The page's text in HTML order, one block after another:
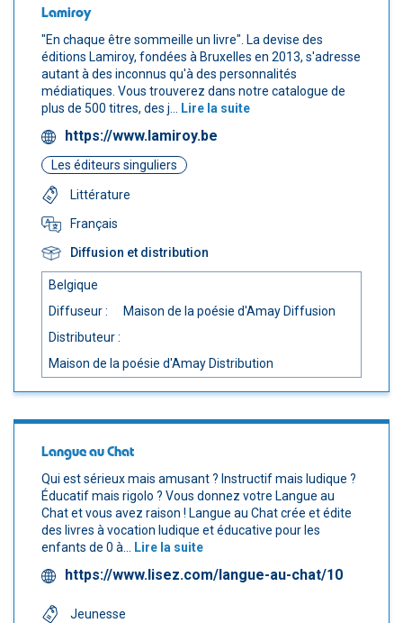
Lamiroy
"En chaque être sommeille un livre". La devise des
éditions Lamiroy, fondées à Bruxelles en 2013, s'adresse
autant à des inconnus qu'à des personnalités
médiatiques. Vous trouverez dans notre catalogue de
plus de 500 titres, des j... Lire la suite
https://www.lamiroy.be
Les éditeurs singuliers
Littérature
Français
Diffusion et distribution
Belgique
Diffuseur :
Maison de la poésie d'Amay Diffusion
Distributeur :
Maison de la poésie d'Amay Distribution
Langue au Chat
Qui est sérieux mais amusant ? Instructif mais ludique ?
Éducatif mais rigolo ? Vous donnez votre Langue au
Chat et vous avez raison ! Langue au Chat crée et édite
des livres à vocation ludique et éducative pour les
enfants de 0 à... Lire la suite
https://www.lisez.com/langue-au-chat/10
Jeunesse